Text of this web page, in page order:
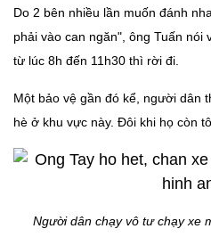
Do 2 bên nhiều lần muốn đánh
phải vào can ngăn", ông Tuấn nói
từ lúc 8h đến 11h30 thì rời đi.
Một bảo vệ gần đó kể, người dân
hè ở khu vực này. Đôi khi họ còn
Người dân chạy vô tư chạy xe